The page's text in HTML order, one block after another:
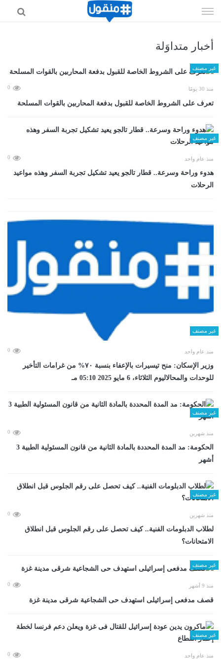
الى
أخبار متداوَلة
غير مصنف
منذ 30 يومًا 0
تعرف على الشروط الخاصة للقبول بدفعة المحاربين بالقوات المسلحة
غير مصنف
منذ عام واحد 0
هدوء وراحة وسرعة.. قطار تالجو يعيد تشكيل تجربة السفر وهذه مواعيد
الرحلات
غير مصنف
منذ عام واحد 0
وزير الإسكان: منح تيسيرات بالإعفاء بنسبة ٧٠% من غرامات التأخير
للوحدات والمحالاليوم الثلاثاء، 6 مايو 2025 05:10 مـ
غير مصنف
منذ شهرين 0
الحكومة: مد المدة المحددة بالمادة الثانية من قانون المسئولية الطبية 3
أشهر
غير مصنف
منذ شهرين 0
لطلاب الدبلومات الفنية.. كيف تحصل على رقم الجلوس قبل انطلاق
الامتحانات؟
غير مصنف
منذ 9 أشهر 0
قصف مدفعى إسرائيلى استهدف حى الشجاعية شرقى مدينة غزة
غير مصنف
منذ عام واحد 0